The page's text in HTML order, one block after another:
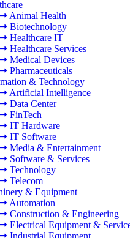
Animal Health
Biotechnology
Healthcare IT
Healthcare Services
Medical Devices
Pharmaceuticals
& Technology
Artificial Intelligence
Data Center
FinTech
IT Hardware
IT Software
Media & Entertainment
Software & Services
Technology
Telecom
& Equipment
Automation
Construction & Engineering
Electrical Equipment &
Industrial Equipment